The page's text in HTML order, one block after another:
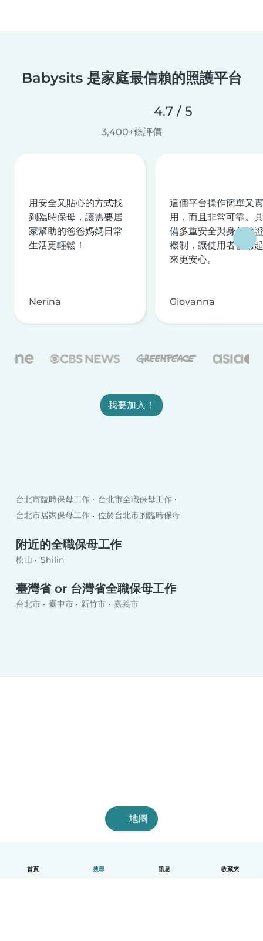
首頁 搜尋 訊息 收藏夾
Babysits 是家庭最信賴的照護平台
4.7 / 5
3,400+條評價
用安全又貼心的方式找
到臨時保母，讓需要居
家幫助的爸爸媽媽日常
生活更輕鬆！
Nerina
這個平台操作簡單又實
用，而且非常可靠。具
備多重安全與身分驗證
機制，讓使用者使用起
來更安心。
Giovanna
我要加入！
台北市臨時保母工作
台北市全職保母工作
台北市居家保母工作
位於台北市的臨時保母
附近的全職保母工作
松山 Shilin
臺灣省 or 台灣省全職保母工作
台北市 臺中市 新竹市 嘉義市
地圖